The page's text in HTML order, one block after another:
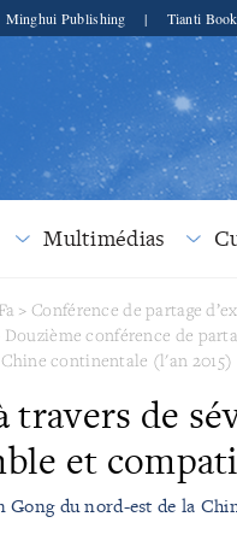
Minghui Publishing | Tianti
Multimédias
>Conférence de partage
Douzième conférence de
continentale (l'an 2015)
de
et
Gong du nord-est de la